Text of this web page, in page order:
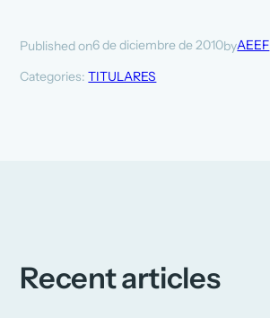
Published on6 de diciembre de 2010byAEEF
Categories:TITULARES
Recent articles